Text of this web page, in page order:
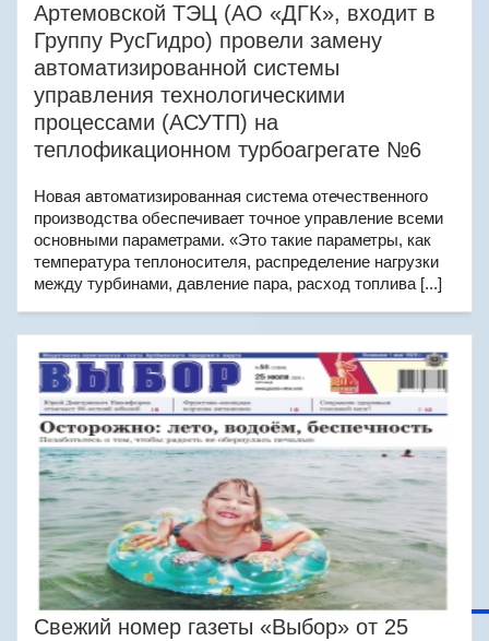
Артемовской ТЭЦ (АО «ДГК», входит в
Группу РусГидро) провели замену
автоматизированной системы
управления технологическими
процессами (АСУТП) на
теплофикационном турбоагрегате №6
Новая автоматизированная система отечественного
производства обеспечивает точное управление всеми
основными параметрами. «Это такие параметры, как
температура теплоносителя, распределение нагрузки
между турбинами, давление пара, расход топлива [...]
Свежий номер газеты «Выбор» от 25